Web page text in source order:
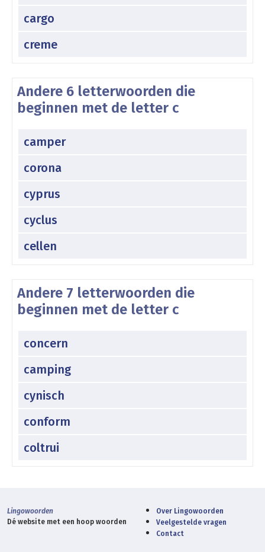
cargo
creme
Andere 6 letterwoorden die
beginnen met de letter c
camper
corona
cyprus
cyclus
cellen
Andere 7 letterwoorden die
beginnen met de letter c
concern
camping
cynisch
conform
coltrui
Lingowoorden
Dé website met een hoop woorden
Over Lingowoorden
Veelgestelde vragen
Contact